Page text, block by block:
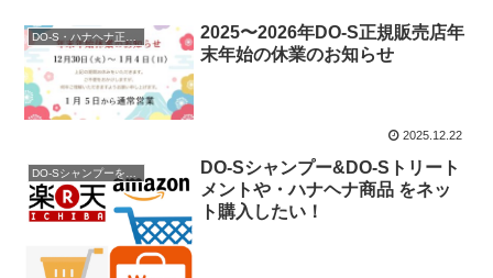
2025〜2026年DO-S正規販売店年
末年始の休業のお知らせ
2025.12.22
DO-Sシャンプー&DO-Sトリート
メントや・ハナヘナ商品 をネッ
ト購入したい！